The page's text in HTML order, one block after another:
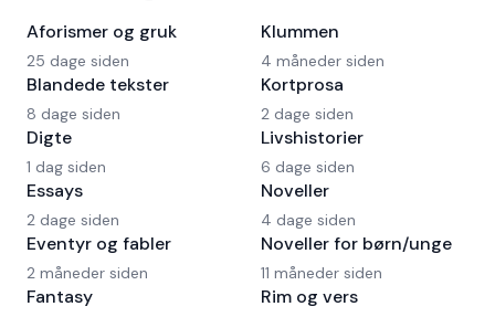
Aforismer og gruk
25 dage siden
Blandede tekster
8 dage siden
Digte
1 dag siden
Essays
2 dage siden
Eventyr og fabler
2 måneder siden
Fantasy
Klummen
4 måneder siden
Kortprosa
2 dage siden
Livshistorier
6 dage siden
Noveller
4 dage siden
Noveller for børn/unge
11 måneder siden
Rim og vers